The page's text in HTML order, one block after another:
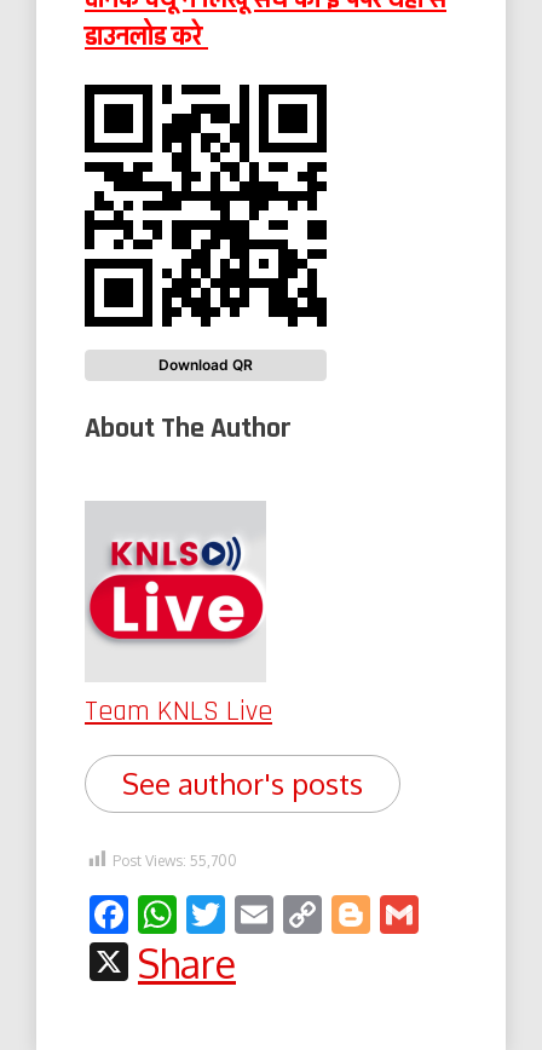
डाउनलोड करे
Download QR
About The Author
Team KNLS Live
See author's posts
Post Views: 55,700
Facebook
WhatsApp
Twitter
EmailCopyBlogger
X
Share